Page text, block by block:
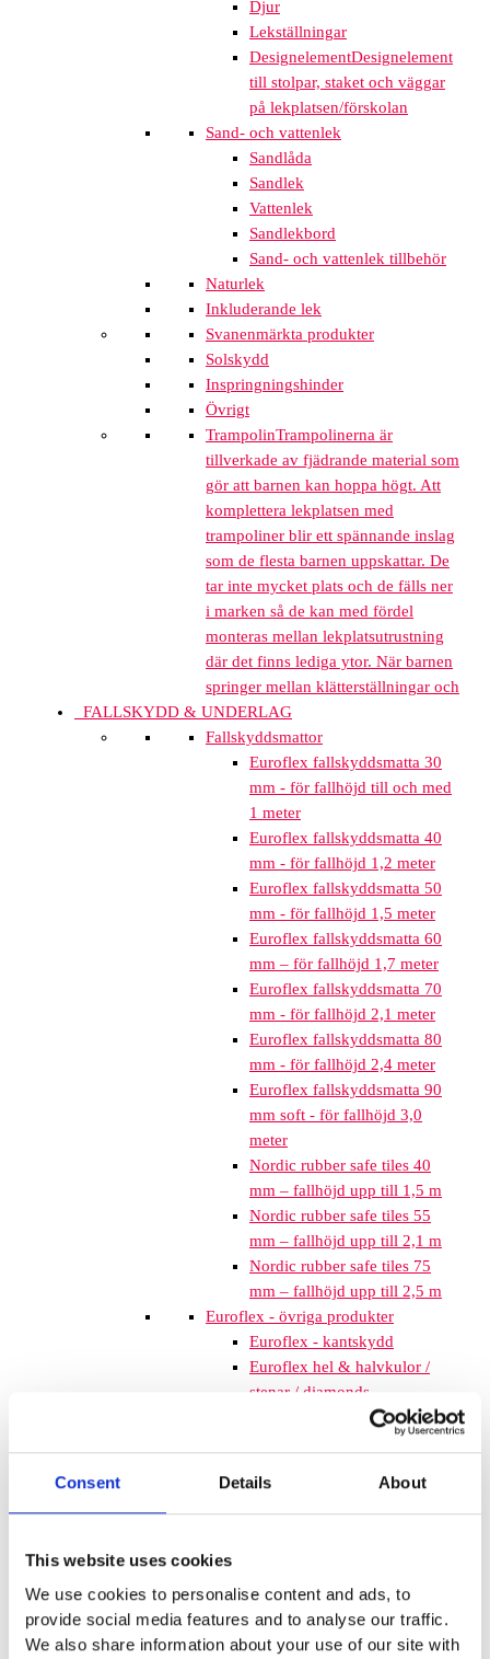
Consent Details About
This website uses cookies
We use cookies to personalise content and ads, to
provide social media features and to analyse our traffic.
We also share information about your use of our site with
Djur
Lekställningar
DesignelementDesignelement
till stolpar, staket och väggar
på lekplatsen/förskolan
Sand- och vattenlek
Sandlåda
Sandlek
Vattenlek
Sandlekbord
Sand- och vattenlek tillbehör
Naturlek
Inkluderande lek
Svanenmärkta produkter
Solskydd
Inspringningshinder
Övrigt
TrampolinTrampolinerna är
tillverkade av fjädrande material som
gör att barnen kan hoppa högt. Att
komplettera lekplatsen med
trampoliner blir ett spännande inslag
som de flesta barnen uppskattar. De
tar inte mycket plats och de fälls ner
i marken så de kan med fördel
monteras mellan lekplatsutrustning
där det finns lediga ytor. När barnen
springer mellan klätterställningar och
FALLSKYDD & UNDERLAG
Fallskyddsmattor
Euroflex fallskyddsmatta 30
mm - för fallhöjd till och med
1 meter
Euroflex fallskyddsmatta 40
mm - för fallhöjd 1,2 meter
Euroflex fallskyddsmatta 50
mm - för fallhöjd 1,5 meter
Euroflex fallskyddsmatta 60
mm – för fallhöjd 1,7 meter
Euroflex fallskyddsmatta 70
mm - för fallhöjd 2,1 meter
Euroflex fallskyddsmatta 80
mm - för fallhöjd 2,4 meter
Euroflex fallskyddsmatta 90
mm soft - för fallhöjd 3,0
meter
Nordic rubber safe tiles 40
mm – fallhöjd upp till 1,5 m
Nordic rubber safe tiles 55
mm – fallhöjd upp till 2,1 m
Nordic rubber safe tiles 75
mm – fallhöjd upp till 2,5 m
Euroflex - övriga produkter
Euroflex - kantskydd
Euroflex hel & halvkulor /
stenar / diamonds
Euroflex kub / kub EPDM
Euroflex gummistockar
Euroflex hörnskydd
Euroflex stegblock
Euroflex kantprofil - olika
tjocklekar